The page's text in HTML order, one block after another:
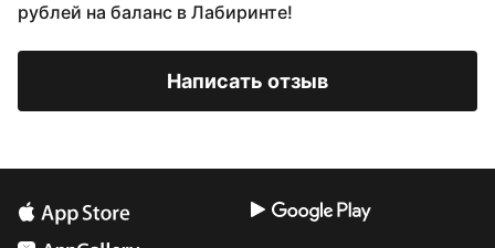
рублей на баланс в Лабиринте!
Написать отзыв